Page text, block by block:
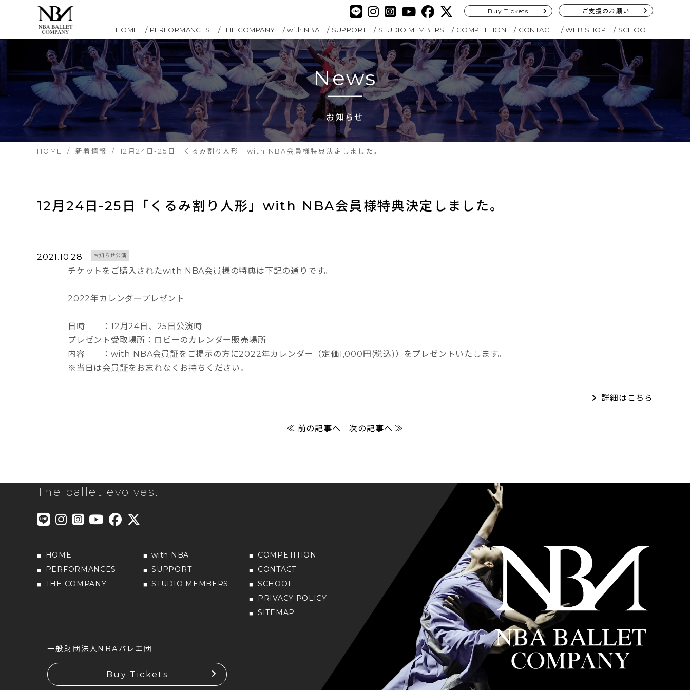
Buy Tickets ご支援のお願い
HOME PERFORMANCES THE COMPANY with NBA SUPPORT STUDIO MEMBERS COMPETITION CONTACT WEB SHOP SCHOOL
News
お知らせ
HOME 新着情報 12月24日-25日「くるみ割り人形」with NBA会員様特典決定しました。
12月24日-25日「くるみ割り人形」with NBA会員様特典決定しました。
2021.10.28 お知らせ公演
チケットをご購入されたwith NBA会員様の特典は下記の通りです。
2022年カレンダープレゼント
日時 ：12月24日、25日公演時
プレゼント受取場所：ロビーのカレンダー販売場所
内容 ：with NBA会員証をご提示の方に2022年カレンダー（定価1,000円(税込)）をプレゼントいたします。
※当日は会員証をお忘れなくお持ちください。
詳細はこちら
≪ 前の記事へ 次の記事へ ≫
The ballet evolves.
HOME
PERFORMANCES
THE COMPANY
with NBA
SUPPORT
STUDIO MEMBERS
COMPETITION
CONTACT
SCHOOL
PRIVACY POLICY
SITEMAP
一般財団法人NBAバレエ団
Buy Tickets